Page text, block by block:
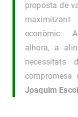
proposta de
econòmic.
alhora, a
necessitats
compromesa
Joaquim